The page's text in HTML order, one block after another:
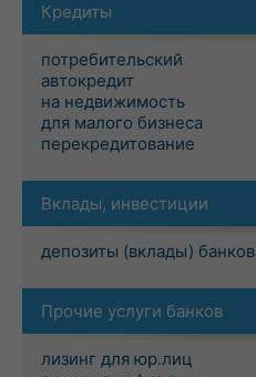
Кредиты
потребительский
автокредит
на недвижимость
для малого бизнеса
перекредитование
Вклады, инвестиции
депозиты (вклады) банков
Прочие услуги банков
лизинг для юр.лиц